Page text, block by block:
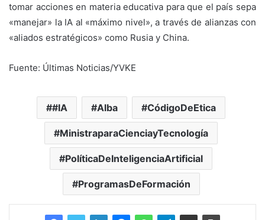
tomar acciones en materia educativa para que el país sepa
«manejar» la IA al «máximo nivel», a través de alianzas con
«aliados estratégicos» como Rusia y China.
Fuente: Últimas Noticias/YVKE
#IA Alba CódigoDeEtica
MinistraparaCienciayTecnología
PolíticaDeInteligenciaArtificial
ProgramasDeFormación